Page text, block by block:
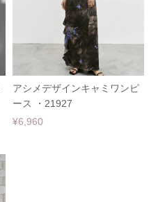
アシメデザインキャミワンピ
ース ・21927
¥6,960